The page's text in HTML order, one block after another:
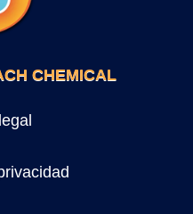
CHEMICAL